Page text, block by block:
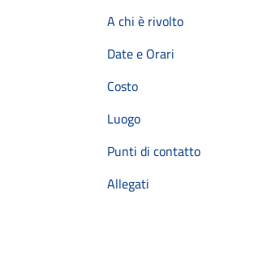
A chi è rivolto
Date e Orari
Costo
Luogo
Punti di contatto
Allegati